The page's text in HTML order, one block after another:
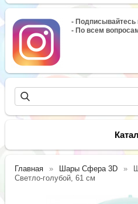
- Подписывайтесь
- По всем
Главная Шары Сфера 3D
Светло-голубой, 61 см